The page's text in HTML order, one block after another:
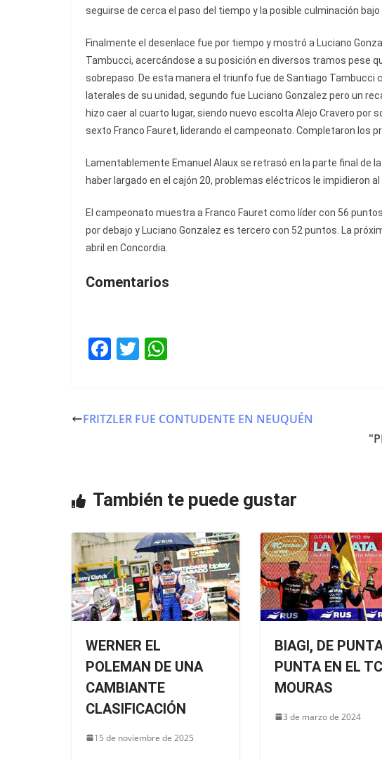
seguirse de cerca el paso del tiempo y la posible culminación
Finalmente el desenlace fue por tiempo y mostró a Luciano
Tambucci, acercándose a su posición en diversos tramos pese
sobrepaso. De esta manera el triunfo fue de Santiago Tambucci
laterales de su unidad, segundo fue Luciano Gonzalez pero un
hizo caer al cuarto lugar, siendo nuevo escolta Alejo Cravero por
sexto Franco Fauret, liderando el campeonato. Completaron los
Lamentablemente Emanuel Alaux se retrasó en la parte final de
haber largado en el cajón 20, problemas eléctricos le impidieron
El campeonato muestra a Franco Fauret como líder con 56
por debajo y Luciano Gonzalez es tercero con 52 puntos. La
abril en Concordia.
Comentarios
F
e
k
T
er s
FRITZLER FUE CONTUDENTE EN NEUQUÉN
También te puede gustar
WERNER EL
POLEMAN DE UNA
CAMBIANTE
CLASIFICACIÓN
15 de noviembre de 2025
BIAGI, DE
PUNTA EN EL TC
MOURAS
3 de marzo de 2024